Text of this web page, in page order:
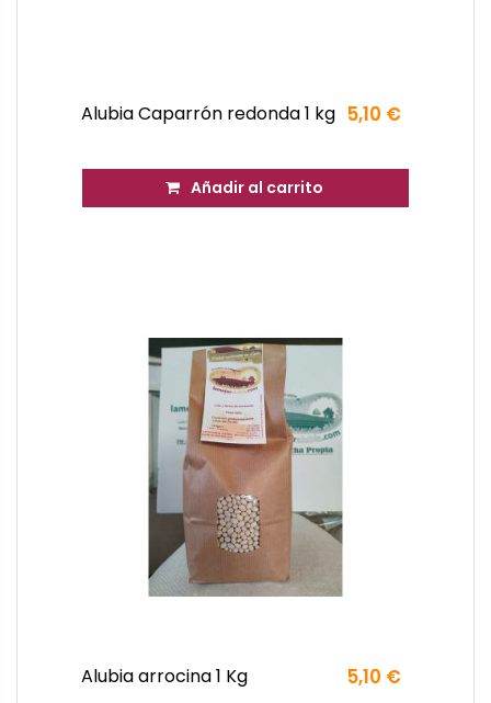
Alubia Caparrón redonda 1 kg 5,10 €
Añadir al carrito
Alubia arrocina 1 Kg 5,10 €